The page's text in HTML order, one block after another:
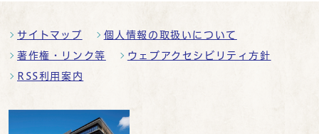
サイトマップ 個人情報の取扱いについて
著作権・リンク等 ウェブアクセシビリティ方針
RSS利用案内